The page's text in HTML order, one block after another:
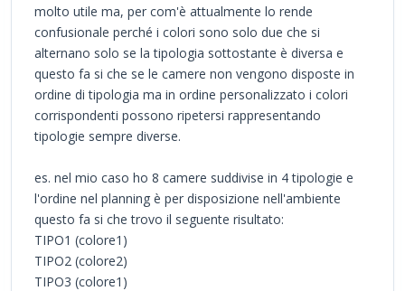
molto utile ma, per com'è attualmente lo rende
confusionale perché i colori sono solo due che si
alternano solo se la tipologia sottostante è diversa e
questo fa si che se le camere non vengono disposte in
ordine di tipologia ma in ordine personalizzato i colori
corrispondenti possono ripetersi rappresentando
tipologie sempre diverse.
es. nel mio caso ho 8 camere suddivise in 4 tipologie e
l'ordine nel planning è per disposizione nell'ambiente
questo fa si che trovo il seguente risultato:
TIPO1 (colore1)
TIPO2 (colore2)
TIPO3 (colore1)